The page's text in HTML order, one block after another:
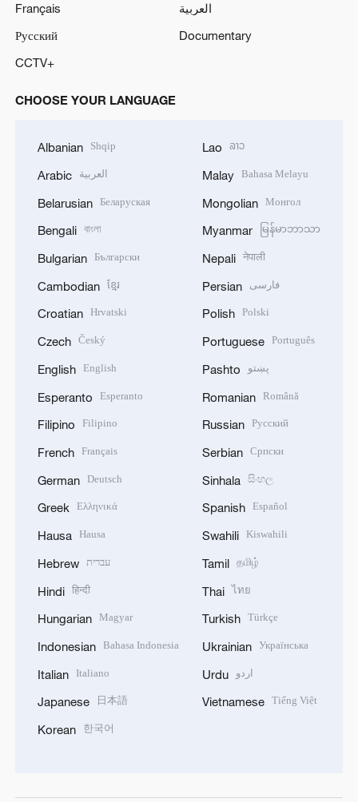
Français
العربية
Русский
Documentary
CCTV+
CHOOSE YOUR LANGUAGE
Albanian Shqip
Arabic العربية
Belarusian Беларуская
Bengali বাংলা
Bulgarian Български
Cambodian ខ្មែរ
Croatian Hrvatski
Czech Český
English English
Esperanto Esperanto
Filipino Filipino
French Français
German Deutsch
Greek Ελληνικά
Hausa Hausa
Hebrew עברית
Hindi हिन्दी
Hungarian Magyar
Indonesian Bahasa Indonesia
Italian Italiano
Japanese 日本語
Korean 한국어
Lao ລາວ
Malay Bahasa Melayu
Mongolian Монгол
Myanmar မြန်မာဘာသာ
Nepali नेपाली
Persian فارسی
Polish Polski
Portuguese Português
Pashto پښتو
Romanian Română
Russian Русский
Serbian Српски
Sinhala සිංහල
Spanish Español
Swahili Kiswahili
Tamil தமிழ்
Thai ไทย
Turkish Türkçe
Ukrainian Українська
Urdu اردو
Vietnamese Tiếng Việt